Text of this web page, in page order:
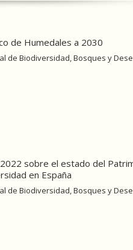
de Humedales a 2030
de Biodiversidad, Bosques y
sobre el estado del
en España
de Biodiversidad, Bosques y